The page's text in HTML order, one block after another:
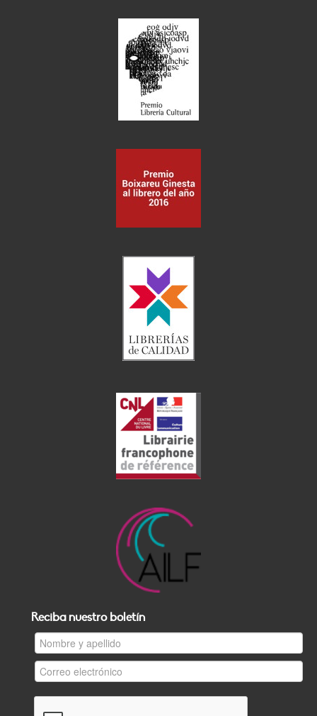
Reciba nuestro boletín